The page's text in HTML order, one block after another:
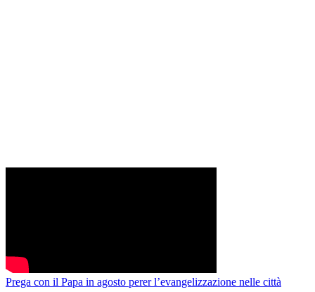
Prega con il Papa in agosto perer l’evangelizzazione nelle città